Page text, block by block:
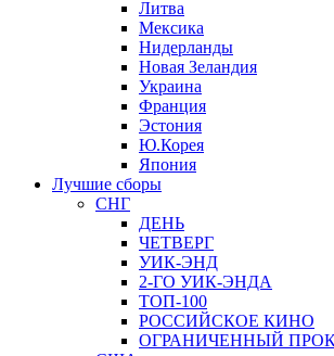
Литва
Мексика
Нидерланды
Новая Зеландия
Украина
Франция
Эстония
Ю.Корея
Япония
Лучшие сборы
СНГ
ДЕНЬ
ЧЕТВЕРГ
УИК-ЭНД
2-ГО УИК-ЭНДА
ТОП-100
РОССИЙСКОЕ КИНО
ОГРАНИЧЕННЫЙ